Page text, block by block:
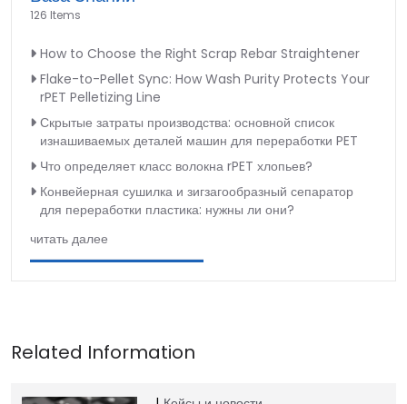
126 Items
How to Choose the Right Scrap Rebar Straightener
Flake-to-Pellet Sync: How Wash Purity Protects Your
rPET Pelletizing Line
Скрытые затраты производства: основной список
изнашиваемых деталей машин для переработки PET
Что определяет класс волокна rPET хлопьев?
Конвейерная сушилка и зигзагообразный сепаратор
для переработки пластика: нужны ли они?
читать далее